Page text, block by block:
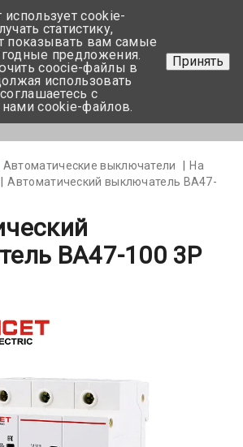
+375 17-350-99-56
+375 44-752-82-08
Задать вопрос
Автоматические выключатели
На
Автоматический выключатель ВА47-
ВА47-100 3Р
cookie-
статистику,
показывать вам самые
предложения.
coocie-файлы в
использовать
с
cookie-файлов.
Принять